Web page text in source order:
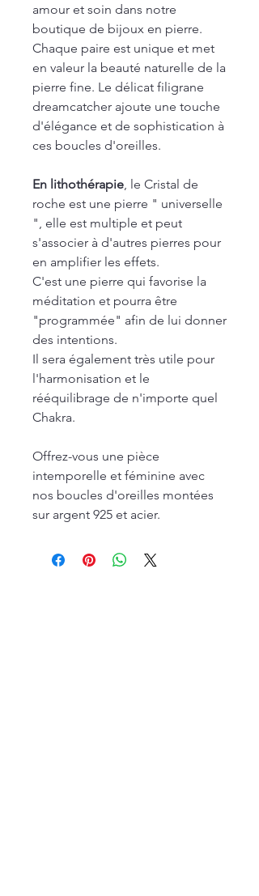
amour et soin dans notre
boutique de bijoux en pierre.
Chaque paire est unique et met
en valeur la beauté naturelle de la
pierre fine. Le délicat filigrane
dreamcatcher ajoute une touche
d'élégance et de sophistication à
ces boucles d'oreilles.
En lithothérapie, le Cristal de
roche est une pierre " universelle
", elle est multiple et peut
s'associer à d'autres pierres pour
en amplifier les effets.
C'est une pierre qui favorise la
méditation et pourra être
"programmée" afin de lui donner
des intentions.
Il sera également très utile pour
l'harmonisation et le
rééquilibrage de n'importe quel
Chakra.
Offrez-vous une pièce
intemporelle et féminine avec
nos boucles d'oreilles montées
sur argent 925 et acier.